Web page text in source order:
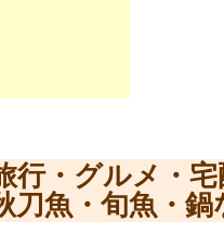
行・グルメ・
刀魚・旬魚・